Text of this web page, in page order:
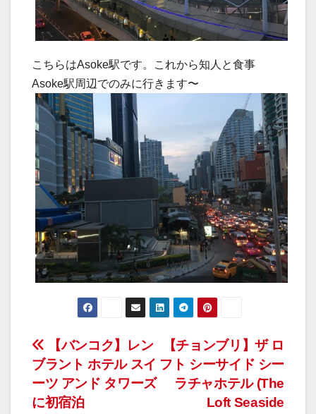
こちらはAsoke駅です。これから知人と食事
Asoke駅周辺でのみに行きます〜
投
稿
ナ
【チョンブリ】ザ ロ
フト シーサイド シー
ラチャホテル (The
Loft Seaside
【バンコク】レン
ブラント ホテル スイ
ーツ アンド タワーズ
に初宿泊